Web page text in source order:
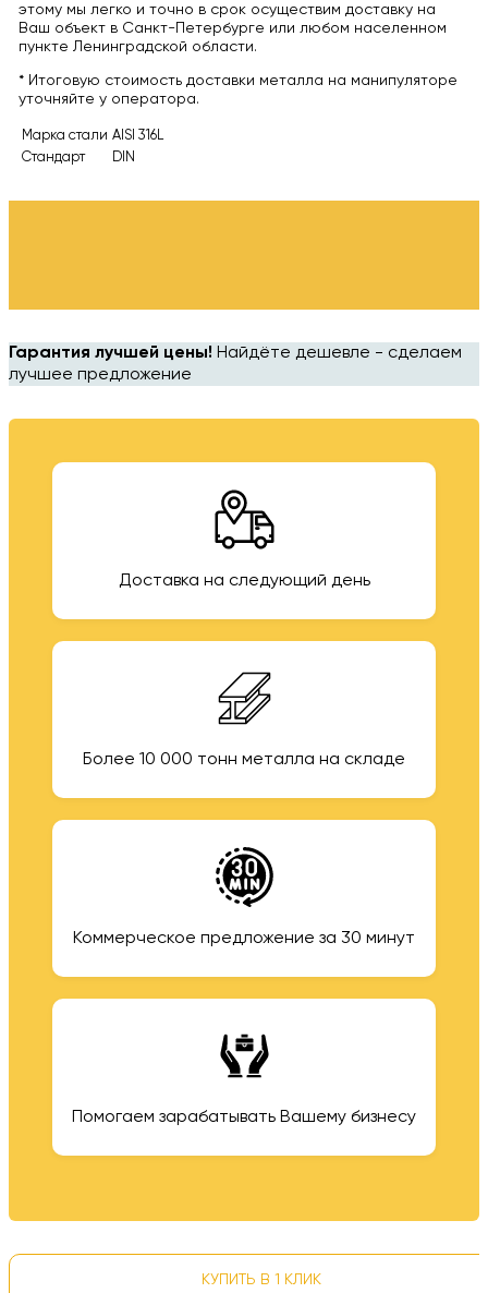
этому мы легко и точно в срок осуществим доставку на
Ваш объект в Санкт-Петербурге или любом населенном
пункте Ленинградской области.
* Итоговую стоимость доставки металла на манипуляторе
уточняйте у оператора.
Марка стали AISI 316L
Стандарт
DIN
Гарантия лучшей цены! Найдёте дешевле - сделаем
лучшее предложение
Доставка на следующий день
Более 10 000 тонн металла на складе
Коммерческое предложение за 30 минут
Помогаем зарабатывать Вашему бизнесу
КУПИТЬ В 1 КЛИК